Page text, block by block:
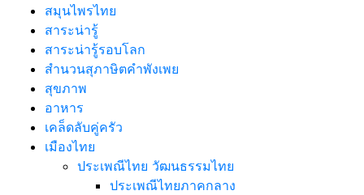
สมุนไพรไทย
สาระน่ารู้
สาระน่ารู้รอบโลก
สำนวนสุภาษิตคำพังเพย
สุขภาพ
อาหาร
เคล็ดลับคู่ครัว
เมืองไทย
ประเพณีไทย วัฒนธรรมไทย
ประเพณีไทยภาคกลาง